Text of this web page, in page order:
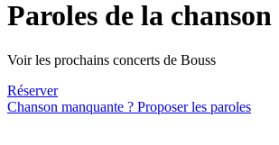
Paroles de la
Voir les prochains concerts de Bouss
Réserver
Chanson manquante ? Proposer les paroles